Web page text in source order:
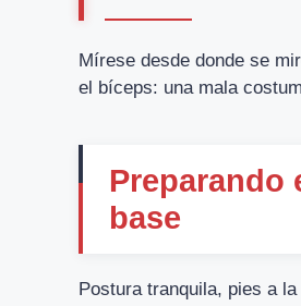
Mírese desde donde se
el bíceps: una mala
Preparando
base
Postura tranquila, pies a